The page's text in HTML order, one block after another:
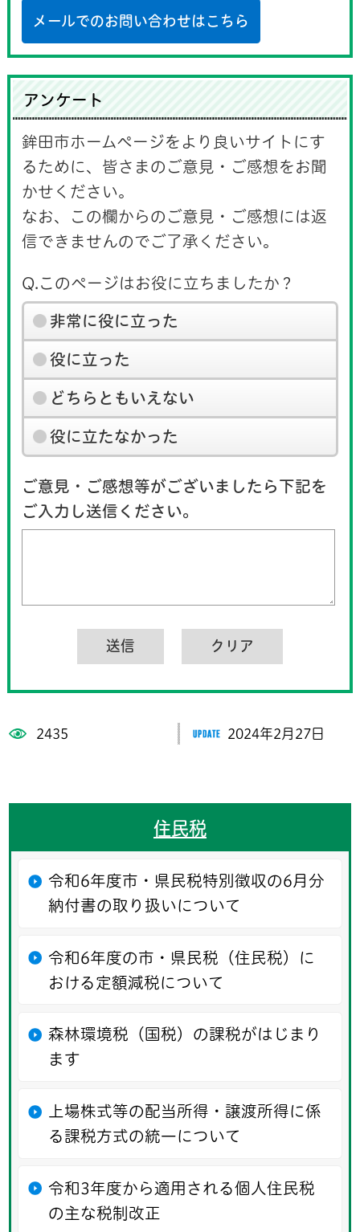
メールでのお問い合わせはこちら
アンケート
鉾田市ホームページをより良いサイトにす
るために、皆さまのご意見・ご感想をお聞
かせください。
なお、この欄からのご意見・ご感想には返
信できませんのでご了承ください。
Q.このページはお役に立ちましたか？
非常に役に立った
役に立った
どちらともいえない
役に立たなかった
ご意見・ご感想等がございましたら下記を
ご入力し送信ください。
2435 2024年2月27日
住民税
令和6年度市・県民税特別徴収の6月分
納付書の取り扱いについて
令和6年度の市・県民税（住民税）に
おける定額減税について
森林環境税（国税）の課税がはじまり
ます
上場株式等の配当所得・譲渡所得に係
る課税方式の統一について
令和3年度から適用される個人住民税
の主な税制改正